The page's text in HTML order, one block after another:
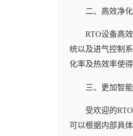
二、高效净
RTO设备高
统以及进气控制
化率及热效率使
三、更加智
受欢迎的
可以根据内部具